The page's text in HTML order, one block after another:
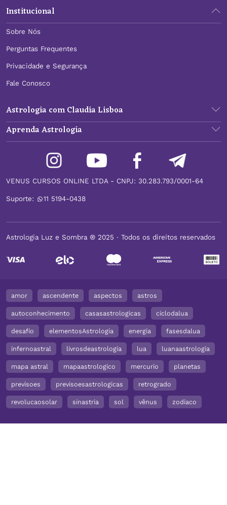
Institucional
Sobre Nós
Perguntas Frequentes
Privacidade e Segurança
Fale Conosco
Astrologia com Claudia Lisboa
Aprenda Astrologia
VENUS CURSOS ONLINE LTDA - CNPJ: 30.283.793/0001-64
Suporte: 11 5194-0438
Astrologia Luz e Sombra ® 2025 ∙ Todos os direitos reservados
amor ascendente aspectos astros
autoconhecimento casasastrologicas ciclodalua
desafio elementosAstrologia energia fasesdalua
infernoastral livrosdeastrologia lua luanaastrologia
mapa astral mapaastrologico mercurio planetas
previsoes previsoesastrologicas retrogrado
revolucaosolar sinastria sol vênus zodiaco